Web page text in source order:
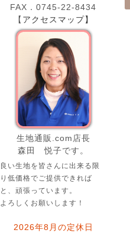
FAX．0745-22-8434
【 アクセスマップ】
生地通販.com店長
森田 悦子です。
良い生地を皆さんに出来る限
り低価格でご提供できれば
と、頑張っています。
よろしくお願いします！
2026年8月の定休日